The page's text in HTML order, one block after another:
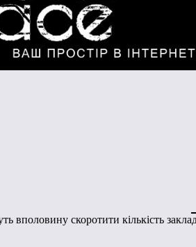
вполовину скоротити кількість